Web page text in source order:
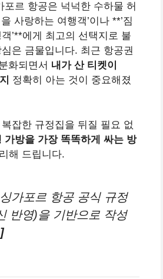
포르 항공은 넉넉한 수하물 허
사랑하는 여행객’이나 **’짐
’**에게 최고의 선택지로 불
은 금물입니다. 최근 항공권
화되면서 내가 산 티켓이
정확히 아는 것이 중요해졌
잡한 규정집을 뒤질 필요 없
가방을 가장 똑똑하게 싸는 방
해 드립니다.
가포르 항공 공식 규정
반영)을 기반으로 작성
]